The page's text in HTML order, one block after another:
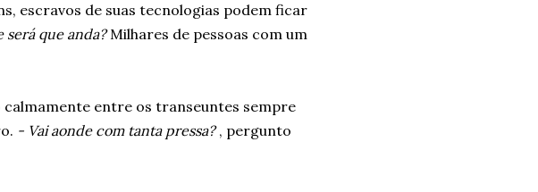
escravos de suas tecnologias podem ficar
será que anda?Milhares de pessoas com um
entre os transeuntes sempre
- Vai aonde com tanta pressa?, pergunto